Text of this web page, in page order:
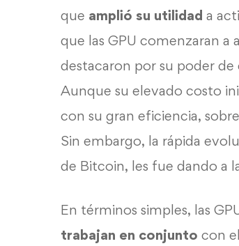
que amplió su utilidad a
que las GPU comenzaran
destacaron por su poder
Aunque su elevado costo
con su gran eficiencia,
Sin embargo, la rápida
de Bitcoin, les fue dando a
En términos simples, las
trabajan en conjunto con